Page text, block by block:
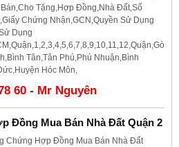
Tặng,Hợp Đồng,Nhà Đất,Sổ
Chứng Nhận,GCN,Quyền Sử Dụng
Dụng
Tân,Tân Phú,Phú Nhuận,Bình
Hóc Môn,
60 - Mr Nguyên
Đồng Mua Bán Nhà Đất Quận 2
Chứng Hợp Đồng Mua Bán Nhà Đất